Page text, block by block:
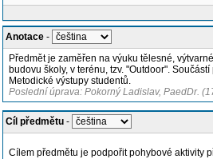
Anotace -
Předmět je zaměřen na výuku tělesné,
budovu školy, v terénu, tzv. "Outdoor".
Metodické výstupy studentů.
Poslední úprava: Pokorný Ladislav, PaedDr.
Cíl předmětu -
Cílem předmětu je podpořit pohybové aktivity